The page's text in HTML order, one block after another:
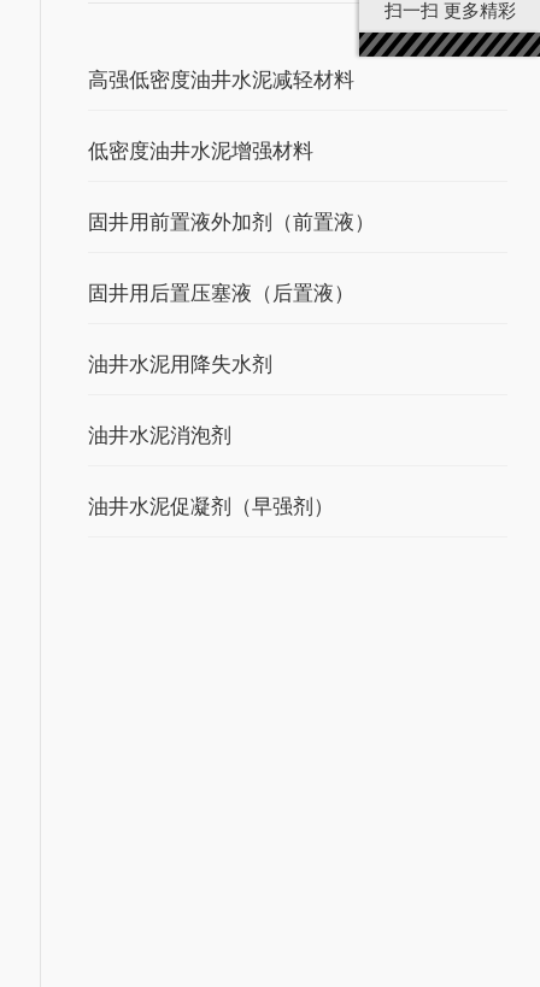
高强低密度油井水泥减轻材料
低密度油井水泥增强材料
固井用前置液外加剂（前置液）
固井用后置压塞液（后置液）
油井水泥用降失水剂
油井水泥消泡剂
油井水泥促凝剂（早强剂）
扫一扫 更多精彩